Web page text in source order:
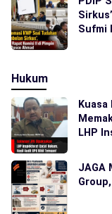
Sufmi
Hukum
LHP
JAGA